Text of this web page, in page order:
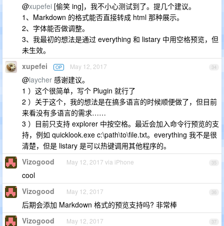
@xupefei [偷笑 ing]，我不小心测试到了。提几个建议。
1、Markdown 的格式能否直接转成 html 那种展示。
2、字体能否做调整。
3、我最初的想法是通过 everything 和 listary 中用空格预览，但
未生效。
34
xupefei OP May 12, 2017
@laycher 感谢建议。
1 ）这个很简单，写个 Plugin 就行了
2 ）关于这个，我的想法是在搞多语言的时候顺便做了，但目前
来看没有多语言的需求……
3 ）目前只支持 explorer 中按空格。最近会加入命令行预览的支
持，例如 quicklook.exe c:\path\to\file.txt。everything 我不是很
清楚，但是 listary 是可以热键调用其他程序的。
35
Vizogood May 12, 2017 via iPhone
cool
36
Vizogood May 12, 2017
后期会添加 Markdown 格式的预览支持吗? 非常棒
37
Vizogood May 12, 2017